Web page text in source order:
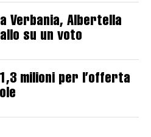
Verbania, Albertella
su un voto
milioni per l’offerta